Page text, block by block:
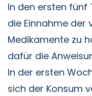
In den ersten fünf
die Einnahme der
Medikamente zu
dafür die
In der ersten
sich der Konsum